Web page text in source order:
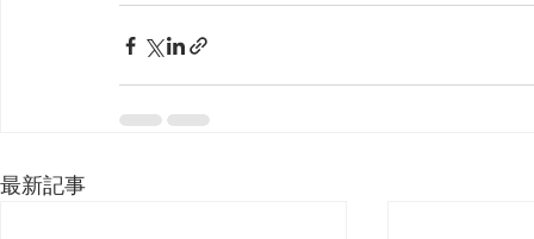
最新記事